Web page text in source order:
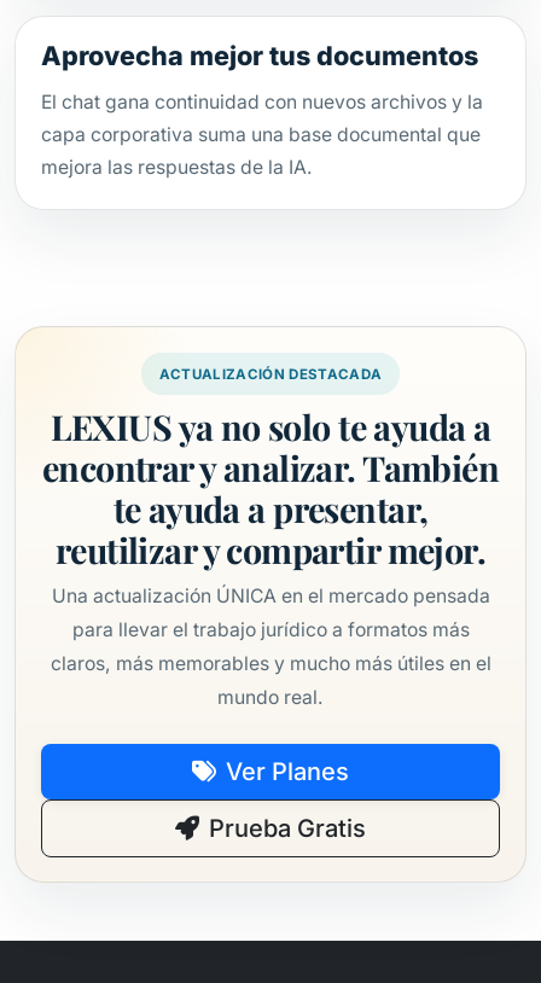
Aprovecha mejor tus documentos
El chat gana continuidad con nuevos archivos y la
capa corporativa suma una base documental que
mejora las respuestas de la IA.
ACTUALIZACIÓN DESTACADA
LEXIUS ya no solo te ayuda a
encontrar y analizar. También
te ayuda a presentar,
reutilizar y compartir mejor.
Una actualización ÚNICA en el mercado pensada
para llevar el trabajo jurídico a formatos más
claros, más memorables y mucho más útiles en el
mundo real.
Ver Planes
Prueba Gratis